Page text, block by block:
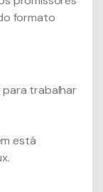
formato
para trabalhar
está